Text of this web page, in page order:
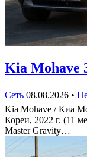
Kia Mohave
Сеть 08.08.2026 •
Kia Mohave / Киа
Кореи, 2022 г. (11
Master Gravity…